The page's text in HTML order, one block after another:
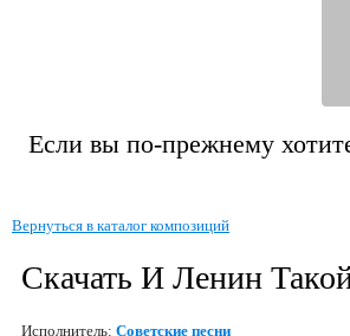
Если вы по-прежнему
Вернуться в каталог композиций
Скачать И Ленин
Исполнитель: Советские песни